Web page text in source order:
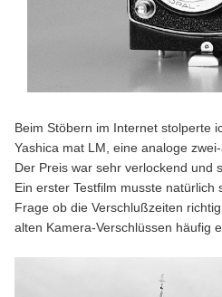
Beim Stöbern im Internet stolperte
Yashica mat LM, eine analoge
Der Preis war sehr verlockend und
Ein erster Testfilm musste natürlich
Frage ob die Verschlußzeiten
alten Kamera-Verschlüssen häufig